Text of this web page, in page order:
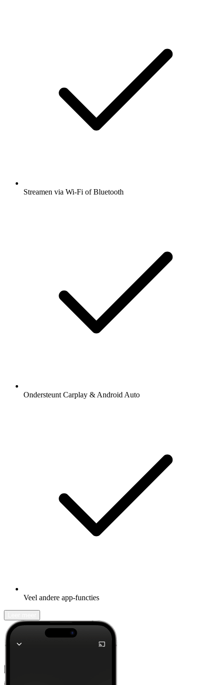
Streamen via Wi-Fi of Bluetooth
Ondersteunt Carplay & Android Auto
Veel andere app-functies